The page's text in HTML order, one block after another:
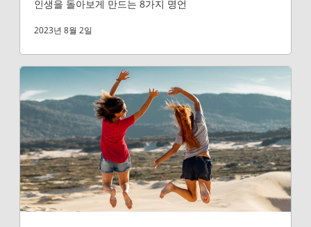
인생을 돌아보게 만드는 8가지 명언
2023년 8월 2일